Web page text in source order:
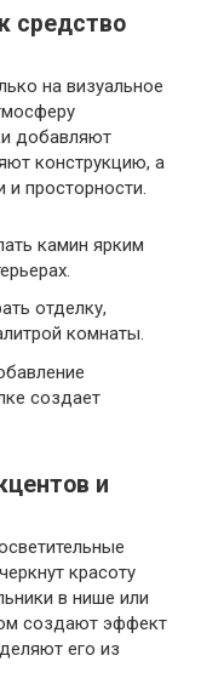
средство
на визуальное
добавляют
конструкцию, а
просторности.
камин ярким
отделку,
комнаты.
создает
и
красоту
в нише или
создают эффект
его из